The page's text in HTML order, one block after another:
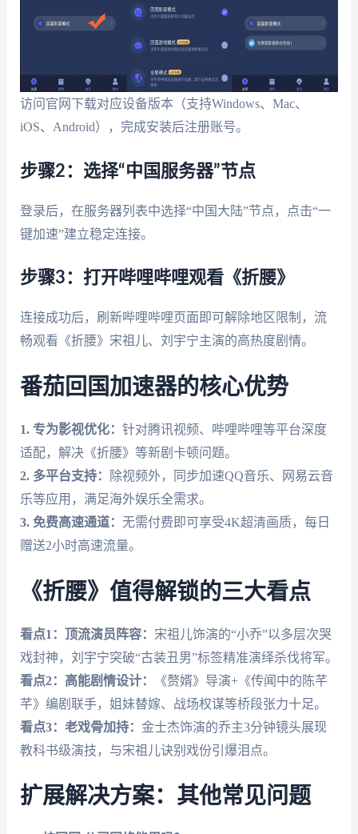
访问官网下载对应设备版本（支持Windows、Mac、
iOS、Android），完成安装后注册账号。
步骤2：选择“中国服务器”节点
登录后，在服务器列表中选择“中国大陆”节点，点击“一
键加速”建立稳定连接。
步骤3：打开哔哩哔哩观看《折腰》
连接成功后，刷新哔哩哔哩页面即可解除地区限制，流
畅观看《折腰》宋祖儿、刘宇宁主演的高热度剧情。
番茄回国加速器的核心优势
1. 专为影视优化： 针对腾讯视频、哔哩哔哩等平台深度
适配，解决《折腰》等新剧卡顿问题。
2. 多平台支持：
除视频外，同步加速QQ音乐、网易云音
乐等应用，满足海外娱乐全需求。
3. 免费高速通道： 无需付费即可享受4K超清画质，每日
赠送2小时高速流量。
《折腰》值得解锁的三大看点
看点1：顶流演员阵容： 宋祖儿饰演的“小乔”以多层次哭
戏封神，刘宇宁突破“古装丑男”标签精准演绎杀伐将军。
看点2：高能剧情设计：
《赘婿》导演+《传闻中的陈芊
芊》编剧联手，姐妹替嫁、战场权谋等桥段张力十足。
看点3：老戏骨加持： 金士杰饰演的乔主3分钟镜头展现
教科书级演技，与宋祖儿诀别戏份引爆泪点。
扩展解决方案：其他常见问题